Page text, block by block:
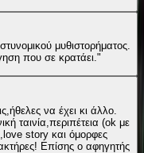
μυθιστορήματος.
που σε κρατάει."
να έχει κι άλλο.
ταινία,περιπέτεια (ok με
story και όμορφες
Επίσης ο αφηγητής